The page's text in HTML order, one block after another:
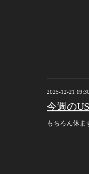
2025-12-21
今週の
もちろん休ま